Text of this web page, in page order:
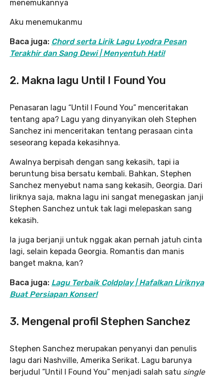
menemukannya
Aku menemukanmu
Baca juga: Chord serta Lirik Lagu Lyodra Pesan
Terakhir dan Sang Dewi | Menyentuh Hati!
2. Makna lagu Until I Found You
Penasaran lagu “Until I Found You” menceritakan
tentang apa? Lagu yang dinyanyikan oleh Stephen
Sanchez ini menceritakan tentang perasaan cinta
seseorang kepada kekasihnya.
Awalnya berpisah dengan sang kekasih, tapi ia
beruntung bisa bersatu kembali. Bahkan, Stephen
Sanchez menyebut nama sang kekasih, Georgia. Dari
liriknya saja, makna lagu ini sangat menegaskan janji
Stephen Sanchez untuk tak lagi melepaskan sang
kekasih.
Ia juga berjanji untuk nggak akan pernah jatuh cinta
lagi, selain kepada Georgia. Romantis dan manis
banget makna, kan?
Baca juga: Lagu Terbaik Coldplay | Hafalkan Liriknya
Buat Persiapan Konser!
3. Mengenal profil Stephen Sanchez
Stephen Sanchez merupakan penyanyi dan penulis
lagu dari Nashville, Amerika Serikat. Lagu barunya
berjudul “Until I Found You” menjadi salah satu single